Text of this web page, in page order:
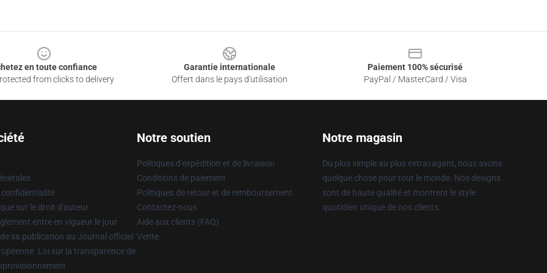
en toute confiance
from clicks to delivery
Garantie internationale
Offert dans le pays d'utilisation
Paiement 100% sécurisé
PayPal / MasterCard / Visa
confidentialité
sur le droit d'auteur
entre en vigueur le jour
sa publication au Journal officiel
Loi sur la transparence de
Notre soutien
Politiques d'expédition et de livraison
Conditions de paiement
Politiques de retour et de remboursement
Contactez-nous
Aide aux clients (FAQ)
Vente
Notre magasin
Du plus simple au plus extravagant, nous avons
quelque chose pour tout le monde. Nos designs
sont de haute qualité et montrent le style
quotidien unique de nos clients.